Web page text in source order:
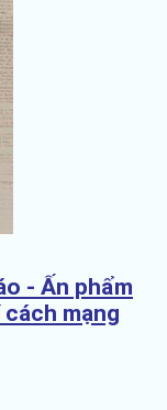
- Ấn phẩm
cách mạng